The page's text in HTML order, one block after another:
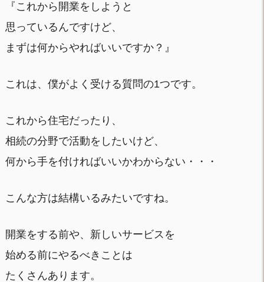
『これから開業をしようと
思っているんですけど、
まずは何からやればいいですか？』
これは、僕がよく受ける質問の1つです。
これから住宅だったり、
相続の分野で活動をしたいけど、
何から手を付ければいいかわからない・・・
こんな方は結構いるみたいですね。
開業をする前や、新しいサービスを
始める前にやるべきことは
たくさんあります。